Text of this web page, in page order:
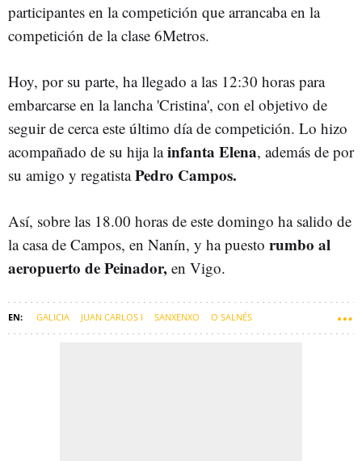
participantes en la competición que arrancaba en la
competición de la clase 6Metros.
Hoy, por su parte, ha llegado a las 12:30 horas para
embarcarse en la lancha 'Cristina', con el objetivo de
seguir de cerca este último día de competición. Lo hizo
acompañado de su hija lainfanta Elena, además de por
su amigo y regatistaPedro Campos.
Así, sobre las 18.00 horas de este domingo ha salido de
la casa de Campos, en Nanín, y ha puesto rumbo al
aeropuerto de Peinador, en Vigo.
GALICIA JUAN CARLOS I SANXENXO O SALNÉS